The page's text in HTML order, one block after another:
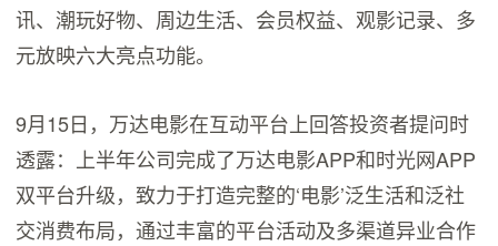
讯、潮玩好物、周边生活、会员权益、观影记录、多
元放映六大亮点功能。
9月15日，万达电影在互动平台上回答投资者提问时
透露：上半年公司完成了万达电影APP和时光网APP
双平台升级，致力于打造完整的‘电影’泛生活和泛社
交消费布局，通过丰富的平台活动及多渠道异业合作